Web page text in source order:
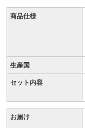
商品仕様
生産国
セット内容
お届け